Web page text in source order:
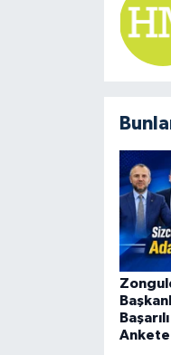
Ankete